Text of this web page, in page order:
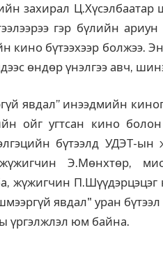
захирал
гэр бүлийн
кино бүтээхээр болжээ.
өндөр үнэлгээ авч,
явдал” инээдмийн киног
ойг угтсан кино болон
бүтээлд УДЭТ-ын
Э.Мөнхтөр,
жүжигчин
явдал" уран
үргэлжлэл юм байна.